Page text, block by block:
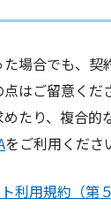
場合でも、契
はご留意くだ
たり、複合的
をご利用くださ
利用規約（第